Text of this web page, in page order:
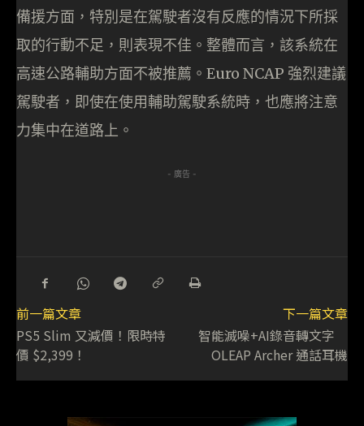
備援方面，特別是在駕駛者沒有反應的情況下所採
取的行動不足，則表現不佳。整體而言，該系統在
高速公路輔助方面不被推薦。Euro NCAP 強烈建議
駕駛者，即使在使用輔助駕駛系統時，也應將注意
力集中在道路上。
- 廣告 -
前一篇文章
PS5 Slim 又減價！限時特
價 $2,399！
下一篇文章
智能滅噪+AI錄音轉文字
OLEAP Archer 通話耳機